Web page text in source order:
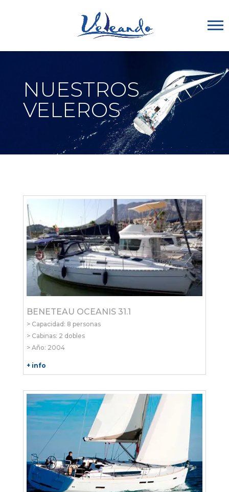
NUESTROS
VELEROS
BENETEAU OCEANIS 31.1
> Capacidad: 8 personas
> Cabinas: 2 dobles
> Año: 2004
+ info